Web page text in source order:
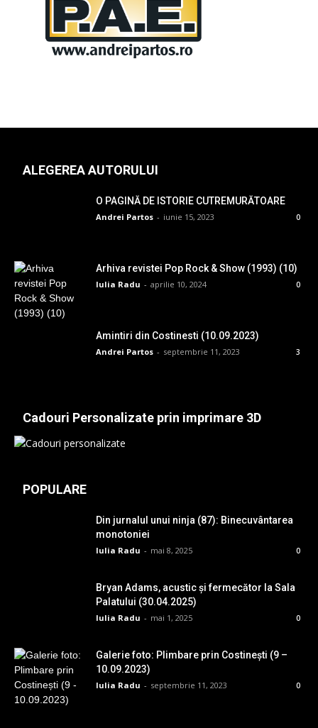
ALEGEREA AUTORULUI
O PAGINĂ DE ISTORIE CUTREMURĂTOARE
Andrei Partos - iunie 15, 2023 0
Arhiva revistei Pop Rock & Show (1993) (10)
Iulia Radu - aprilie 10, 2024 0
Amintiri din Costinesti (10.09.2023)
Andrei Partos - septembrie 11, 2023 3
Cadouri Personalizate prin imprimare 3D
POPULARE
Din jurnalul unui ninja (87): Binecuvântarea
monotoniei
Iulia Radu - mai 8, 2025 0
Bryan Adams, acustic și fermecător la Sala
Palatului (30.04.2025)
Iulia Radu - mai 1, 2025 0
Galerie foto: Plimbare prin Costinești (9 –
10.09.2023)
Iulia Radu - septembrie 11, 2023 0